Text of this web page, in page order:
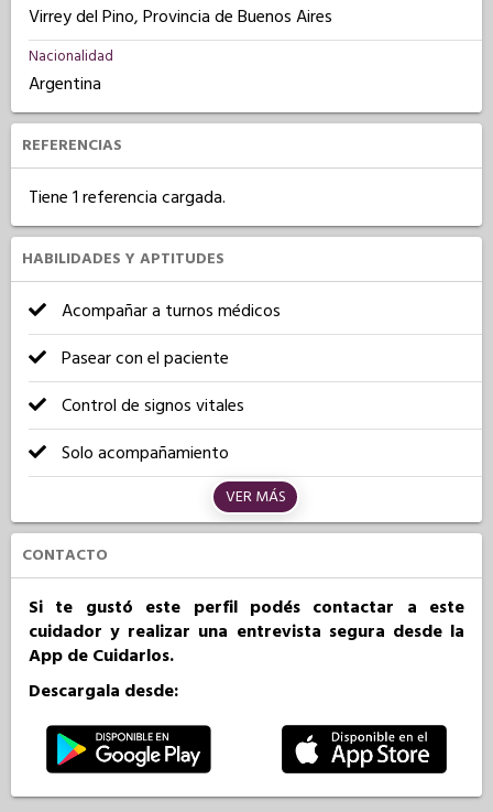
Virrey del Pino, Provincia de Buenos Aires
Nacionalidad
Argentina
REFERENCIAS
Tiene 1 referencia cargada.
HABILIDADES Y APTITUDES
Acompañar a turnos médicos
Pasear con el paciente
Control de signos vitales
Solo acompañamiento
VER MÁS
CONTACTO
Si te gustó este perfil podés contactar a este
cuidador y realizar una entrevista segura desde la
App de Cuidarlos.
Descargala desde: